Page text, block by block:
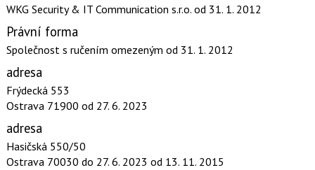
WKG Security & IT Communication s.r.o. od 31. 1. 2012
Právní forma
Společnost s ručením omezeným od 31. 1. 2012
adresa
Frýdecká 553
Ostrava 71900 od 27. 6. 2023
adresa
Hasičská 550/50
Ostrava 70030 do 27. 6. 2023 od 13. 11. 2015